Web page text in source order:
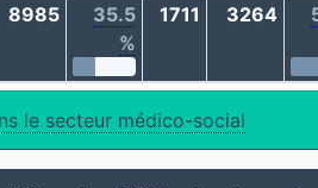
8985
35.5
%
1711 3264
le secteur médico-social